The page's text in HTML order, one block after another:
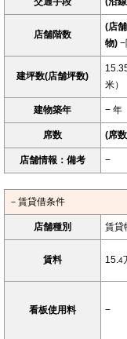
店舗階数
(店
物) −
建坪数(店舗坪数)
米）
建物築年 − 年
席数 (席
店舗情報：備考 −
－賃貸借条件
店舗種別 賃貸
賃料 15.4
看板使用料 −